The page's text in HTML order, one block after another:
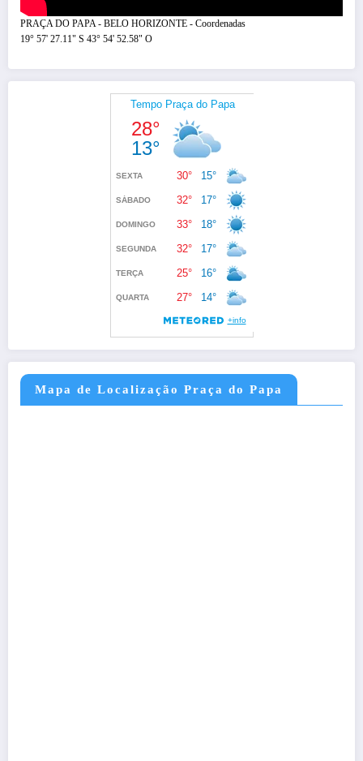
PRAÇA DO PAPA - BELO HORIZONTE - Coordenadas
19° 57' 27.11" S 43° 54' 52.58" O
Mapa de Localização Praça do Papa